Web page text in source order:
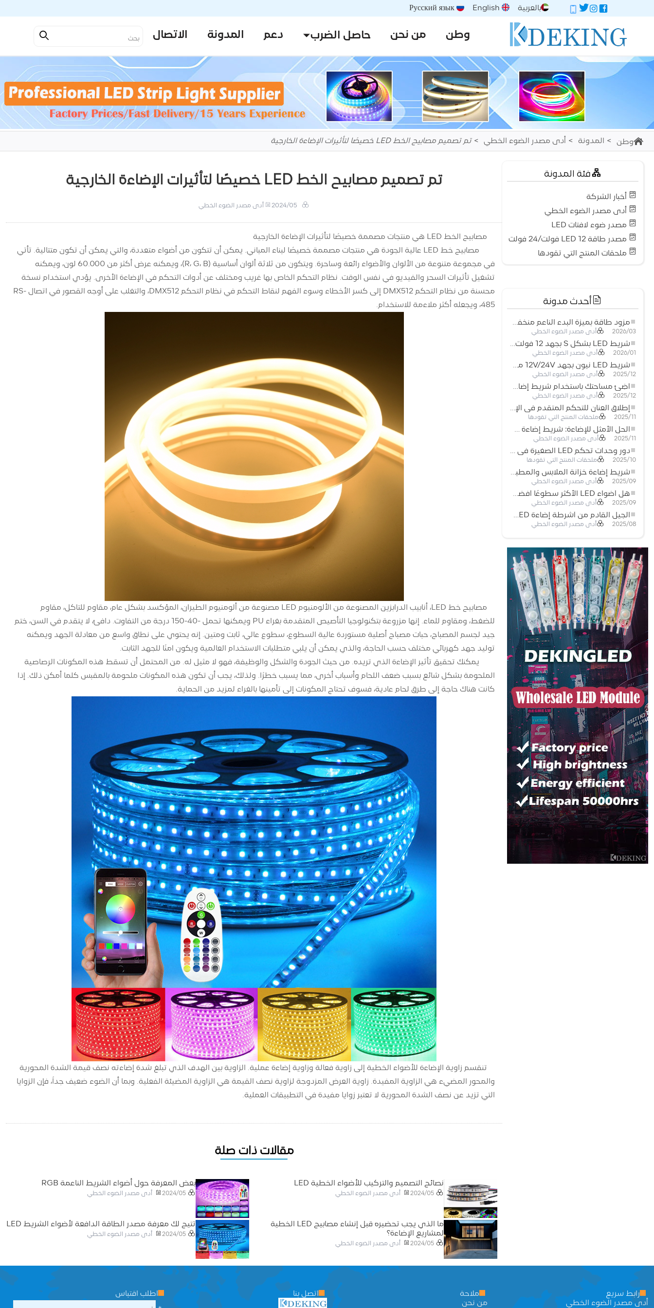
بالعربية English
Русский язык
وطن من نحن حاصل الضرب دعم المدونة الاتصال
وطن المدونة أدى مصدر الضوء الخطي تم تصميم مصابيح الخط LED خصيصًا لتأثيرات الإضاءة الخارجية
فئة المدونة
أخبار الشركة
أدى مصدر الضوء الخطي
مصدر ضوء لافتات LED
مصدر طاقة LED 12 فولت/24 فولت
ملحقات المنتج التي تقودها
أحدث مدونة
مزود طاقة بميزة البدء الناعم منخفض الجهد لأنظمة إضاءة LED
2026/03 أدى مصدر الضوء الخطي
شريط LED بشكل S بجهد 12 فولت: حل إضاءة مرن وفعال للتصميمات الحديثة
2026/01 أدى مصدر الضوء الخطي
شريط LED نيون بجهد 12V/24V مع إمكانية القص كل 3 مصابيح: حل إضاءة نيون عصري لكل المساحات
2025/12 أدى مصدر الضوء الخطي
أضِئ مساحتك باستخدام شريط إضاءة LED نيون مرن منخفض الجهد
2025/12 أدى مصدر الضوء الخطي
إطلاق العنان للتحكم المتقدم في الإضاءة: المزايا الرئيسية لجهاز التحكم RGBW 5–24 فولت
2025/11 ملحقات المنتج التي تقودها
الحل الأمثل للإضاءة: شريط إضاءة LED مرن عالي الكثافة COB FOB للإضاءة الحديثة
2025/11 أدى مصدر الضوء الخطي
دور وحدات تحكم LED الصغيرة في مشاريع إضاءة شريط LED
2025/10 ملحقات المنتج التي تقودها
شريط إضاءة خزانة الملابس والمطبخ: شريط COB LED اللمسي الذي يعيد تعريف الإضاءة المنزلية والتجارية
2025/09 أدى مصدر الضوء الخطي
هل أضواء LED الأكثر سطوعًا أفضل؟
2025/09 أدى مصدر الضوء الخطي
الجيل القادم من أشرطة إضاءة LED: قابلة للقطع بحرية لإمكانيات غير محدودة
2025/08 أدى مصدر الضوء الخطي
تم تصميم مصابيح الخط LED خصيصًا لتأثيرات الإضاءة الخارجية
2024/05 أدى مصدر الضوء الخطي
مصابيح الخط LED هي منتجات مصممة خصيصًا لتأثيرات الإضاءة الخارجية
مصابيح خط LED عالية الجودة هي منتجات مصممة خصيصًا لبناء المباني. يمكن أن تتكون من أضواء متعددة، والتي يمكن أن تكون متتالية. تأتي
في مجموعة متنوعة من الألوان والأضواء رائعة وساحرة. ويتكون من ثلاثة ألوان أساسية (R، G، B)، ويمكنه عرض أكثر من 60.000 لون، ويمكنه
تشغيل تأثيرات السحر والفيديو في نفس الوقت. نظام التحكم الخاص بها غريب ومختلف عن أدوات التحكم في الإضاءة الأخرى. يؤدي استخدام نسخة
محسنة من نظام التحكم DMX512 إلى كسر الأخطاء وسوء الفهم لنقاط التحكم في نظام التحكم DMX512، والتغلب على أوجه القصور في اتصال RS-
485، ويجعله أكثر ملاءمة للاستخدام.
مصابيح خط LED، أنابيب الدرابزين المصنوعة من الألومنيوم LED مصنوعة من ألومنيوم الطيران، المؤكسد بشكل عام، مقاوم للتآكل، مقاوم
للضغط، ومقاوم للماء. إنها مزروعة بتكنولوجيا التأصيص المتقدمة بغراء PU ويمكنها تحمل -40-150 درجة من التفاوت. دافئ، لا يتقدم في السن، ختم
جيد لجسم المصباح، حبات مصباح أصلية مستوردة عالية السطوع، سطوع عالي، ثابت ومتين. إنه يحتوي على نطاق واسع من معادلة الجهد ويمكنه
توليد جهد كهربائي مختلف حسب الحاجة، والذي يمكن أن يلبي متطلبات الاستخدام العالمية ويكون آمنًا للجهد الثابت.
يمكنك تحقيق تأثير الإضاءة الذي تريده. من حيث الجودة والشكل والوظيفة، فهو لا مثيل له. من المحتمل أن تسقط هذه المكونات الرصاصية
الملحومة بشكل شائع بسبب ضعف اللحام وأسباب أخرى، مما يسبب خطرًا. ولذلك، يجب أن تكون هذه المكونات ملحومة بالمقبس كلما أمكن ذلك. إذا
كانت هناك حاجة إلى طرق لحام عادية، فسوف تحتاج المكونات إلى تأمينها بالغراء لمزيد من الحماية.
تنقسم زاوية الإضاءة للأضواء الخطية إلى زاوية فعالة وزاوية إضاءة عملية. الزاوية بين الهدف الذي تبلغ شدة إضاءته نصف قيمة الشدة المحورية
والمحور المضيء هي الزاوية المفيدة. زاوية العرض المزدوجة لزاوية نصف القيمة هي الزاوية المضيئة الفعلية. وبما أن الضوء ضعيف جداً، فإن الزوايا
التي تزيد عن نصف الشدة المحورية لا تعتبر زوايا مفيدة في التطبيقات العملية.
مقالات ذات صلة
نصائح التصميم والتركيب للأضواء الخطية LED
2024/05 أدى مصدر الضوء الخطي
بعض المعرفة حول أضواء الشريط الناعمة RGB
2024/05 أدى مصدر الضوء الخطي
ما الذي يجب تحضيره قبل إنشاء مصابيح LED الخطية
لمشاريع الإضاءة؟
2024/05 أدى مصدر الضوء الخطي
تتيح لك معرفة مصدر الطاقة الدافعة لأضواء الشريط LED
2024/05 أدى مصدر الضوء الخطي
رابط سريع
أدى مصدر الضوء الخطي
ملاحة
من نحن
اتصل بنا
اطلب اقتباس